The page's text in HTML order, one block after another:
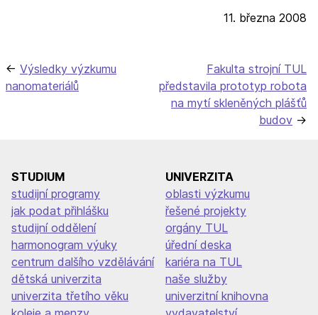
11. března 2008
Navigace
pro
Výsledky výzkumu
nanomateriálů
Fakulta strojní TUL
představila prototyp robota
na mytí skleněných plášťů
budov
STUDIUM
studijní programy
jak podat přihlášku
studijní oddělení
harmonogram výuky
centrum dalšího vzdělávání
dětská univerzita
univerzita třetího věku
UNIVERZITA
oblasti výzkumu
řešené projekty
orgány TUL
úřední deska
kariéra na TUL
naše služby
univerzitní knihovna